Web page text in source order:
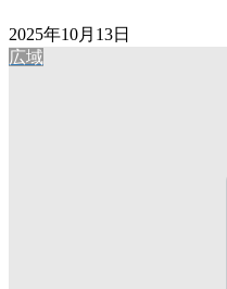
2025年10月13日
広域